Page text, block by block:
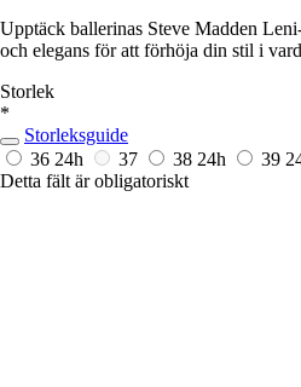
Upptäck ballerinas Steve Madden
och elegans för att förhöja din stil i
Storlek
*
Storleksguide
36 24h 37 38 24h 39
Detta fält är obligatoriskt